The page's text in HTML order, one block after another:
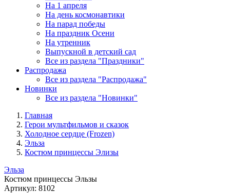
На 1 апреля
На день космонавтики
На парад победы
На праздник Осени
На утренник
Выпускной в детский сад
Все из раздела "Праздники"
Распродажа
Все из раздела "Распродажа"
Новинки
Все из раздела "Новинки"
Главная
Герои мультфильмов и сказок
Холодное сердце (Frozen)
Эльза
Костюм принцессы Элизы
Эльза
Костюм принцессы Эльзы
Артикул: 8102